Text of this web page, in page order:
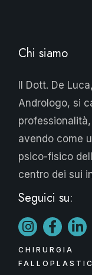
Chi siamo
Il Dott. De
Andrologo, si
avendo come
psico-fisico
centro dei sui
Seguici su:
CHIRURGIA